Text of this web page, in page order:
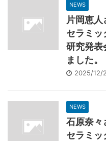
NEWS
片岡恵
セラミッ
研究発表
ました。
2025/12/
NEWS
石原奈
セラミッ